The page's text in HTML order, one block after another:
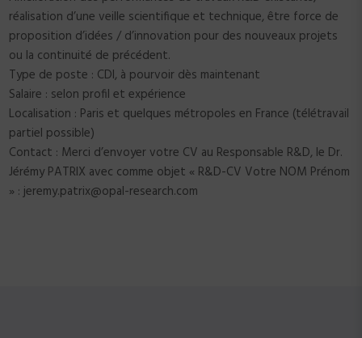
réalisation d’une veille scientifique et technique, être force de
proposition d’idées / d’innovation pour des nouveaux projets
ou la continuité de précédent.
Type de poste : CDI, à pourvoir dès maintenant
Salaire : selon profil et expérience
Localisation : Paris et quelques métropoles en France (télétravail
partiel possible)
Contact : Merci d’envoyer votre CV au Responsable R&D, le Dr.
Jérémy PATRIX avec comme objet « R&D-CV Votre NOM Prénom
» : jeremy.patrix@opal-research.com